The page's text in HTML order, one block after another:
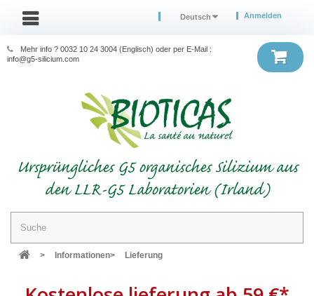
Mehr info ? 0032 10 24 3004 (Englisch) oder per E-Mail :
info@g5-silicium.com
Anmelden
Deutsch
Ursprüngliches G5 organisches Silizium aus
den LLR-G5 Laboratorien (Irland)
> Informationen> Lieferung